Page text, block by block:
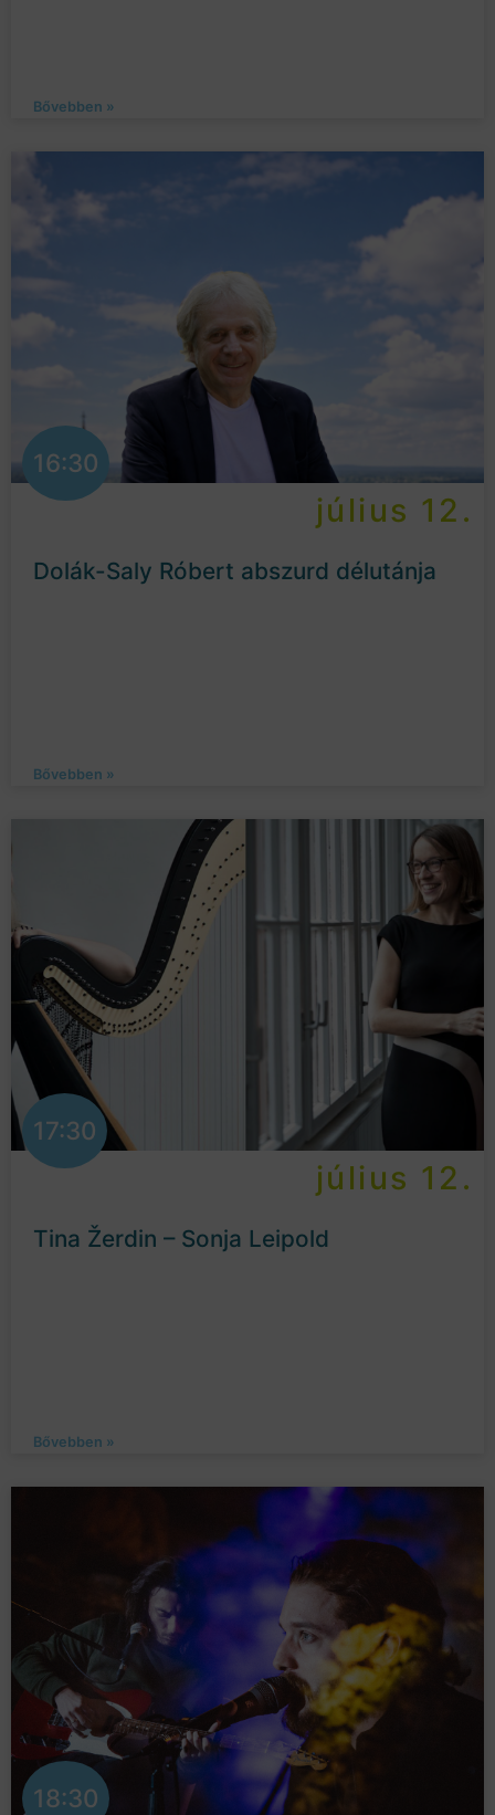
Bővebben »
16:30
július 12.
Dolák-Saly Róbert abszurd délutánja
Bővebben »
17:30
július 12.
Tina Žerdin – Sonja Leipold
Bővebben »
18:30